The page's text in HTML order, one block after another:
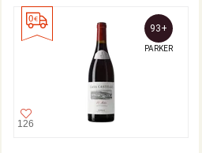
126
93+
PARKER